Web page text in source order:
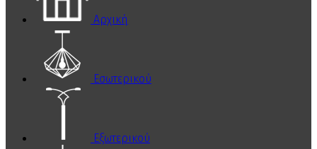
Αρχική
Εσωτερικού
Εξωτερικού